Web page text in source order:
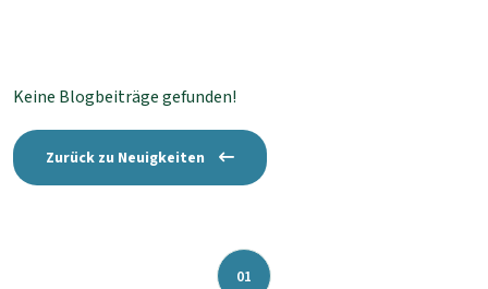
Keine Blogbeiträge gefunden!
Zurück zu Neuigkeiten
01